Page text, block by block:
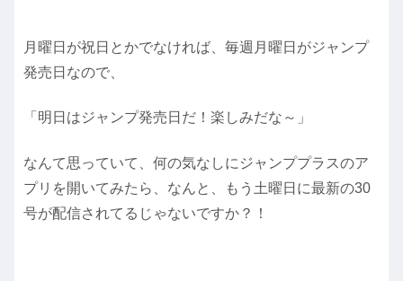
月曜日が祝日とかでなければ、毎週月曜日がジャンプ
発売日なので、
「明日はジャンプ発売日だ！楽しみだな～」
なんて思っていて、何の気なしにジャンププラスのア
プリを開いてみたら、なんと、もう土曜日に最新の30
号が配信されてるじゃないですか？！